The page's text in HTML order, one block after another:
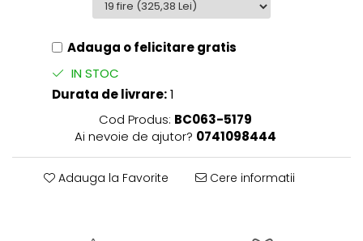
Adauga o felicitare gratis
IN STOC
Durata de livrare:1
Cod Produs: BC063-5179
Ai nevoie de ajutor? 0741098444
Adauga la Favorite Cere informatii